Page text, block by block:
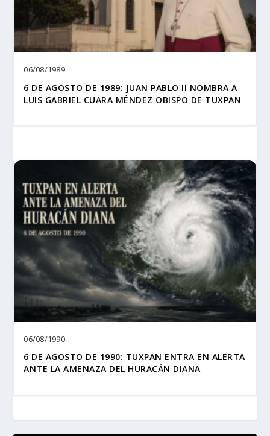
06/08/1989
6 DE AGOSTO DE 1989: JUAN PABLO II NOMBRA A
LUIS GABRIEL CUARA MÉNDEZ OBISPO DE TUXPAN
06/08/1990
6 DE AGOSTO DE 1990: TUXPAN ENTRA EN ALERTA
ANTE LA AMENAZA DEL HURACÁN DIANA